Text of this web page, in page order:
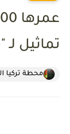
تماثيل
محطة تركيا